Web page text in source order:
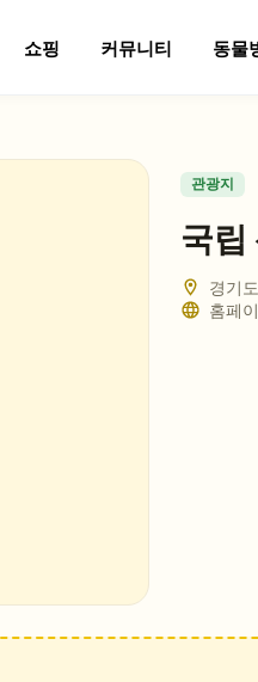
쇼핑 커뮤니티 동물
관광지
국립
경기
홈페